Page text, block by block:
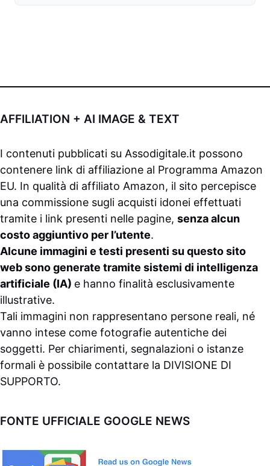
AFFILIATION + AI IMAGE & TEXT
I contenuti pubblicati su Assodigitale.it possono
contenere link di affiliazione al Programma Amazon
EU. In qualità di affiliato Amazon, il sito percepisce
una commissione sugli acquisti idonei effettuati
tramite i link presenti nelle pagine, senza alcun
costo aggiuntivo per l’utente.
Alcune immagini e testi presenti su questo sito
web sono generate tramite sistemi di intelligenza
artificiale (IA) e hanno finalità esclusivamente
illustrative.
Tali immagini non rappresentano persone reali, né
vanno intese come fotografie autentiche dei
soggetti. Per chiarimenti, segnalazioni o istanze
formali è possibile contattare la DIVISIONE DI
SUPPORTO.
FONTE UFFICIALE GOOGLE NEWS